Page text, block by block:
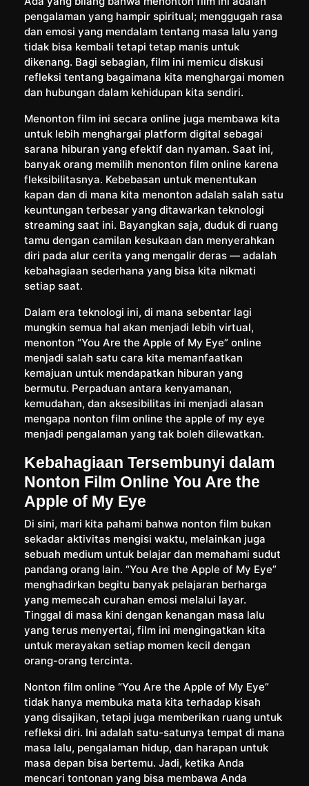
pengalaman yang hampir spiritual; menggugah rasa
dan emosi yang mendalam tentang masa lalu yang
tidak bisa kembali tetapi tetap manis untuk
dikenang. Bagi sebagian, film ini memicu diskusi
refleksi tentang bagaimana kita menghargai momen
dan hubungan dalam kehidupan kita sendiri.
Menonton film ini secara online juga membawa kita
untuk lebih menghargai platform digital sebagai
sarana hiburan yang efektif dan nyaman. Saat ini,
banyak orang memilih menonton film online karena
fleksibilitasnya. Kebebasan untuk menentukan
kapan dan di mana kita menonton adalah salah satu
keuntungan terbesar yang ditawarkan teknologi
streaming saat ini. Bayangkan saja, duduk di ruang
tamu dengan camilan kesukaan dan menyerahkan
diri pada alur cerita yang mengalir deras — adalah
kebahagiaan sederhana yang bisa kita nikmati
setiap saat.
Dalam era teknologi ini, di mana sebentar lagi
mungkin semua hal akan menjadi lebih virtual,
menonton “You Are the Apple of My Eye” online
menjadi salah satu cara kita memanfaatkan
kemajuan untuk mendapatkan hiburan yang
bermutu. Perpaduan antara kenyamanan,
kemudahan, dan aksesibilitas ini menjadi alasan
mengapa nonton film online the apple of my eye
menjadi pengalaman yang tak boleh dilewatkan.
Kebahagiaan Tersembunyi dalam
Nonton Film Online You Are the
Apple of My Eye
Di sini, mari kita pahami bahwa nonton film bukan
sekadar aktivitas mengisi waktu, melainkan juga
sebuah medium untuk belajar dan memahami sudut
pandang orang lain. “You Are the Apple of My Eye”
menghadirkan begitu banyak pelajaran berharga
yang memecah curahan emosi melalui layar.
Tinggal di masa kini dengan kenangan masa lalu
yang terus menyertai, film ini mengingatkan kita
untuk merayakan setiap momen kecil dengan
orang-orang tercinta.
Nonton film online “You Are the Apple of My Eye”
tidak hanya membuka mata kita terhadap kisah
yang disajikan, tetapi juga memberikan ruang untuk
refleksi diri. Ini adalah satu-satunya tempat di mana
masa lalu, pengalaman hidup, dan harapan untuk
masa depan bisa bertemu. Jadi, ketika Anda
mencari tontonan yang bisa membawa Anda